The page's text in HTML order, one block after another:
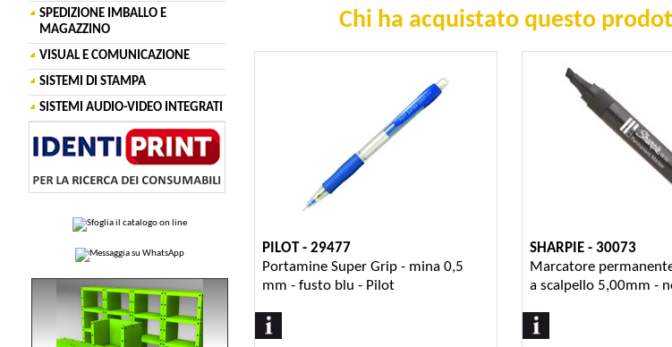
SPEDIZIONE IMBALLO E
MAGAZZINO
VISUAL E COMUNICAZIONE
SISTEMI DI STAMPA
SISTEMI AUDIO-VIDEO INTEGRATI
Chi ha acquistato questo
PILOT - 29477
Portamine Super Grip - mina 0,5
mm - fusto blu - Pilot
SHARPIE - 30073
Marcatore
a scalpello 5,00mm -